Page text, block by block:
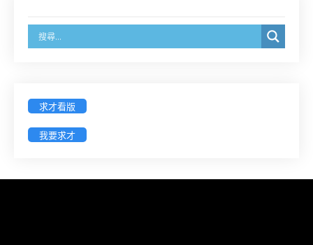
之分公司及商業應參加「勞動權益講習」
戳為憑)】
徵詢有意願擔任臺南市115年度國民中小學法治教育
求才看版
我要求才